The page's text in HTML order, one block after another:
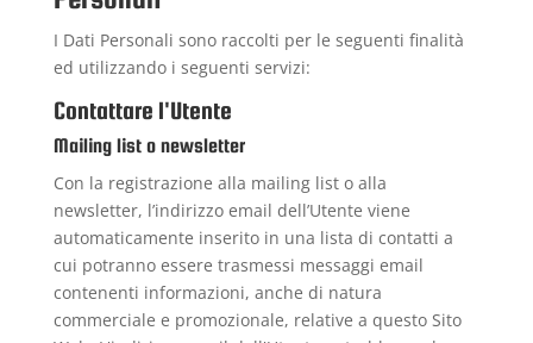
I Dati Personali sono raccolti per le seguenti finalità
ed utilizzando i seguenti servizi:
Contattare l'Utente
Mailing list o newsletter
Con la registrazione alla mailing list o alla
newsletter, l’indirizzo email dell’Utente viene
automaticamente inserito in una lista di contatti a
cui potranno essere trasmessi messaggi email
contenenti informazioni, anche di natura
commerciale e promozionale, relative a questo Sito